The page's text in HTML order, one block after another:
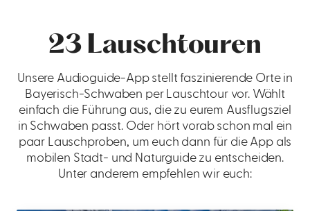
23 Lauschtouren
Unsere Audioguide-App stellt faszinierende Orte in
Bayerisch-Schwaben per Lauschtour vor. Wählt
einfach die Führung aus, die zu eurem Ausflugsziel
in Schwaben passt. Oder hört vorab schon mal ein
paar Lauschproben, um euch dann für die App als
mobilen Stadt- und Naturguide zu entscheiden.
Unter anderem empfehlen wir euch: